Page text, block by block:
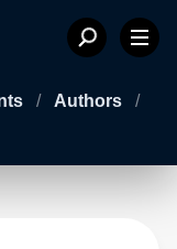
/ Authors
/